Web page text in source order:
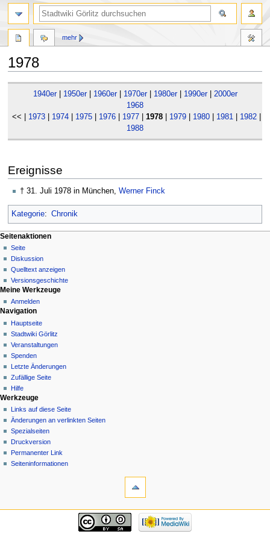
1978
Navigation
1940er| 1950er| 1960er| 1970er| 1980er| 1990er|
2000er
1968
<< | 1973 1974 1975 1976 1977 |1978 1979 1980 1981 1982
1988
Ereignisse
† 31. Juli 1978 in München, Werner Finck
Kategorie: Chronik
Seitenaktionen
Seite
Diskussion
Quelltext anzeigen
Versionsgeschichte
mehr
Meine Werkzeuge
Anmelden
Navigation
Hauptseite
Stadtwiki Görlitz
Veranstaltungen
Spenden
Letzte Änderungen
Zufällige Seite
Hilfe
Werkzeuge
Links auf diese Seite
Änderungen an verlinkten Seiten
Spezialseiten
Druckversion
Permanenter Link
Seiten­informationen